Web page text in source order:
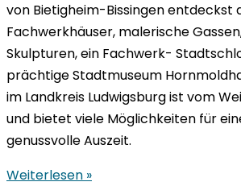
von Bietigheim-Bissingen entdeckst
Fachwerkhäuser, malerische
Skulpturen, ein Fachwerk-
prächtige Stadtmuseum
im Landkreis Ludwigsburg ist vom
und bietet viele Möglichkeiten für
genussvolle Auszeit.
Weiterlesen »